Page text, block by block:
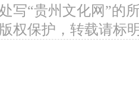
写“贵州文化网”的
权保护，转载请标